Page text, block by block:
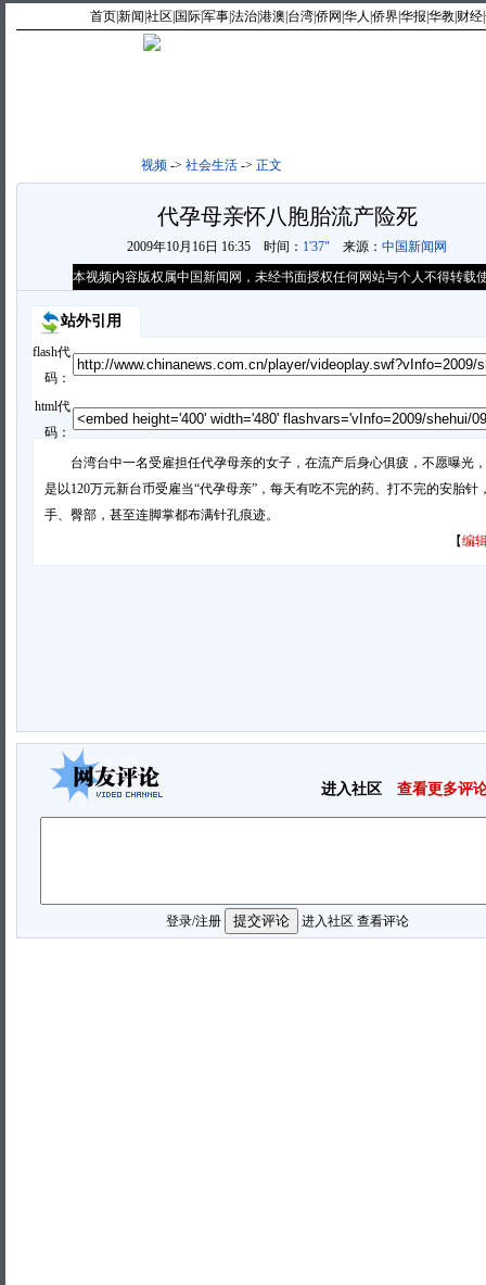
首页新闻 社区 国际军事法治港澳 台湾侨网 华人 侨界华报 华教 财经
视频 -> 社会生活 -> 正文
代孕母亲怀八胞胎流产险死
2009年10月16日 16:35 时间： 1'37" 来源： 中国新闻网
本视频内容版权属中国新闻网，未经书面授权任何网站与个人不得转载
站外引用
flash代
码：
html代
码：
台湾台中一名受雇担任代孕母亲的女子，在流产后身心俱疲，不愿曝光
是以120万元新台币受雇当“代孕母亲”，每天有吃不完的药、打不完的安胎针
手、臀部，甚至连脚掌都布满针孔痕迹。
【编
进入社区 查看更多评
登录/注册 进入社区 查看评论